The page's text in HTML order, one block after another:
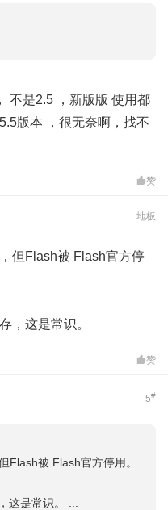
不是2.5 ，新版版 使用都
版本 ，很无奈啊，找不
赞
地板
但Flash被 Flash官方停
，这是常识。
赞
5#
Flash被 Flash官方停用。
这是常识。 ...